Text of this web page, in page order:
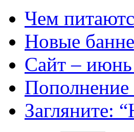
Чем
Новые
Сайт –
Пополнение
Загляните: